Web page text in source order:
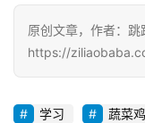
原创文章，作者：跳
https://
学习 蔬菜